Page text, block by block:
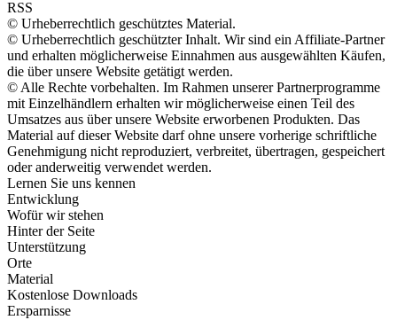
RSS
© Urheberrechtlich geschütztes Material.
© Urheberrechtlich geschützter Inhalt. Wir sind ein Affiliate-Partner
und erhalten möglicherweise Einnahmen aus ausgewählten Käufen,
die über unsere Website getätigt werden.
© Alle Rechte vorbehalten. Im Rahmen unserer Partnerprogramme
mit Einzelhändlern erhalten wir möglicherweise einen Teil des
Umsatzes aus über unsere Website erworbenen Produkten. Das
Material auf dieser Website darf ohne unsere vorherige schriftliche
Genehmigung nicht reproduziert, verbreitet, übertragen, gespeichert
oder anderweitig verwendet werden.
Lernen Sie uns kennen
Entwicklung
Wofür wir stehen
Hinter der Seite
Unterstützung
Orte
Material
Kostenlose Downloads
Ersparnisse